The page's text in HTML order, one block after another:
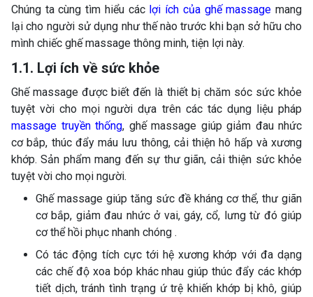
Chúng ta cùng tìm hiểu các lợi ích của ghế massage mang
lại cho người sử dụng như thế nào trước khi bạn sở hữu cho
mình chiếc ghế massage thông minh, tiện lợi này.
1.1. Lợi ích về sức khỏe
Ghế massage được biết đến là thiết bị chăm sóc sức khỏe
tuyệt vời cho mọi người dựa trên các tác dụng liệu pháp
massage truyền thống, ghế massage giúp giảm đau nhức
cơ bắp, thúc đẩy máu lưu thông, cải thiện hô hấp và xương
khớp. Sản phẩm mang đến sự thư giãn, cải thiện sức khỏe
tuyệt vời cho mọi người.
Ghế massage giúp tăng sức đề kháng cơ thể, thư giãn
cơ bắp, giảm đau nhức ở vai, gáy, cổ, lưng từ đó giúp
cơ thể hồi phục nhanh chóng .
Có tác động tích cực tới hệ xương khớp với đa dạng
các chế độ xoa bóp khác nhau giúp thúc đẩy các khớp
tiết dịch, tránh tình trạng ứ trệ khiến khớp bị khô, giúp